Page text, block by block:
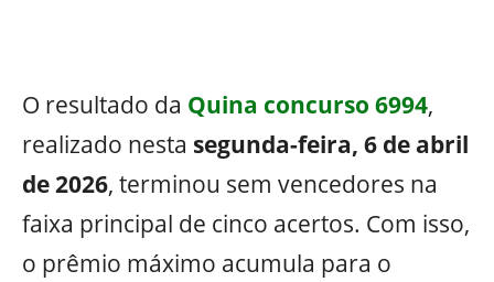
O resultado da Quina concurso 6994,
realizado nesta segunda-feira, 6 de abril
de 2026, terminou sem vencedores na
faixa principal de cinco acertos. Com isso,
o prêmio máximo acumula para o